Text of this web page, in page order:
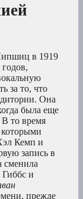
в 1919
за то, что
Она
была еще
то время
Кемп и
запись в
сменила
и
прежде